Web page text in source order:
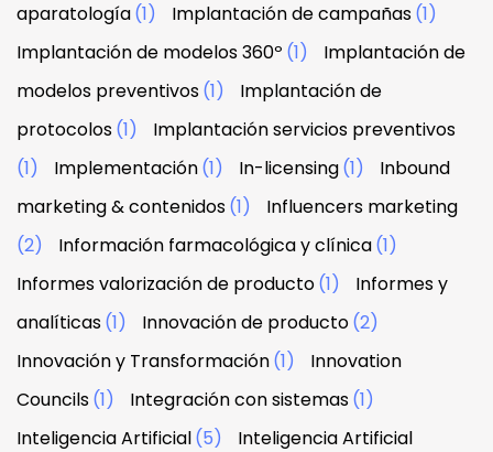
aparatología(1) Implantación de campañas(1)
Implantación de modelos 360º (1)
Implantación de
modelos preventivos(1)
Implantación de
protocolos(1)
Implantación servicios preventivos
(1)
Implementación(1) In-licensing(1)
Inbound
marketing & contenidos(1)
Influencers marketing
(2)
Información farmacológica y clínica(1)
Informes valorización de producto(1)
Informes y
analíticas(1) Innovación de producto(2)
Innovación y Transformación(1)
Innovation
Councils(1) Integración con sistemas(1)
Inteligencia Artificial(5)
Inteligencia Artificial